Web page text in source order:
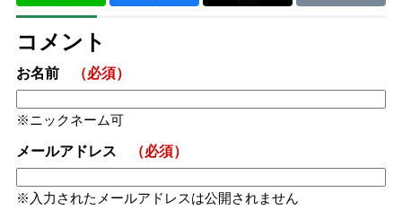
コメント
お名前 （必須）
ニックネーム可
メールアドレス （必須）
入力されたメールアドレスは公開されません